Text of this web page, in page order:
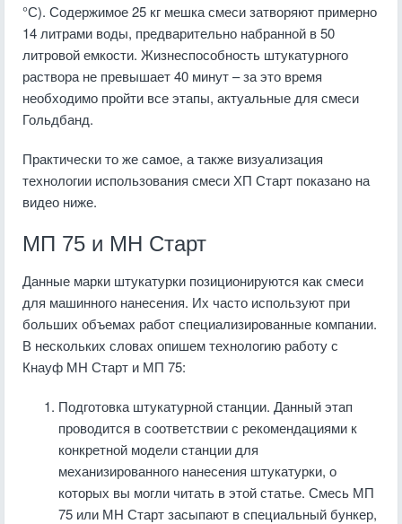
°С). Содержимое 25 кг мешка смеси затворяют примерно
14 литрами воды, предварительно набранной в 50
литровой емкости. Жизнеспособность штукатурного
раствора не превышает 40 минут – за это время
необходимо пройти все этапы, актуальные для смеси
Гольдбанд.
Практически то же самое, а также визуализация
технологии использования смеси ХП Старт показано на
видео ниже.
МП 75 и МН Старт
Данные марки штукатурки позиционируются как смеси
для машинного нанесения. Их часто используют при
больших объемах работ специализированные компании.
В нескольких словах опишем технологию работу с
Кнауф МН Старт и МП 75:
Подготовка штукатурной станции. Данный этап
проводится в соответствии с рекомендациями к
конкретной модели станции для
механизированного нанесения штукатурки, о
которых вы могли читать в этой статье. Смесь МП
75 или МН Старт засыпают в специальный бункер,